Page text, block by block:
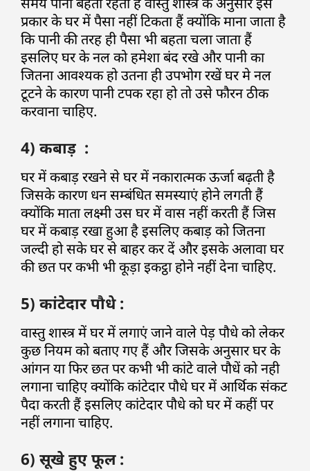
प्रकार के घर में पैसा नहीं टिकता हैं क्योंकि माना जाता है
कि पानी की तरह ही पैसा भी बहता चला जाता हैं
इसलिए घर के नल को हमेशा बंद रखे और पानी का
जितना आवश्यक हो उतना ही उपभोग रखें घर मे नल
टूटने के कारण पानी टपक रहा हो तो उसे फौरन ठीक
करवाना चाहिए.
4) कबाड़ :
घर में कबाड़ रखने से घर में नकारात्मक ऊर्जा बढ़ती है
जिसके कारण धन सम्बंधित समस्याएं होने लगती हैं
क्योंकि माता लक्ष्मी उस घर में वास नहीं करती हैं जिस
घर में कबाड़ रखा हुआ है इसलिए कबाड़ को जितना
जल्दी हो सके घर से बाहर कर दें और इसके अलावा घर
की छत पर कभी भी कूड़ा इकट्ठा होने नहीं देना चाहिए.
5) कांटेदार पौधे :
वास्तु शास्त्र में घर में लगाएं जाने वाले पेड़ पौधे को लेकर
कुछ नियम को बताए गए हैं और जिसके अनुसार घर के
आंगन या फिर छत पर कभी भी कांटे वाले पौधें को नही
लगाना चाहिए क्योंकि कांटेदार पौधे घर में आर्थिक संकट
पैदा करती हैं इसलिए कांटेदार पौधे को घर में कहीं पर
नहीं लगाना चाहिए.
6) सूखे हुए फूल :